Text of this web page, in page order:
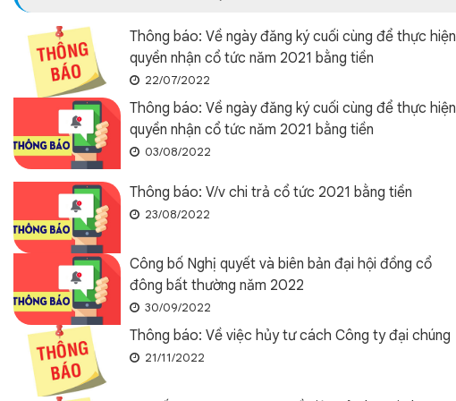
Thông báo: Về ngày đăng ký cuối cùng để thực hiện
quyền nhận cổ tức năm 2021 bằng tiền
22/07/2022
Thông báo: Về ngày đăng ký cuối cùng để thực hiện
quyền nhận cổ tức năm 2021 bằng tiền
03/08/2022
Thông báo: V/v chi trả cổ tức 2021 bằng tiền
23/08/2022
Công bố Nghị quyết và biên bản đại hội đồng cổ
đông bất thường năm 2022
30/09/2022
Thông báo: Về việc hủy tư cách Công ty đại chúng
21/11/2022